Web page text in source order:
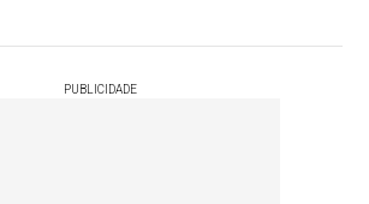
PUBLICIDADE